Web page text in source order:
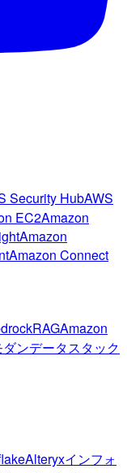
Security HubAWS
EC2Amazon
Amazon
Amazon Connect
RAGAmazon
ダンデータスタック
Alteryxインフォ